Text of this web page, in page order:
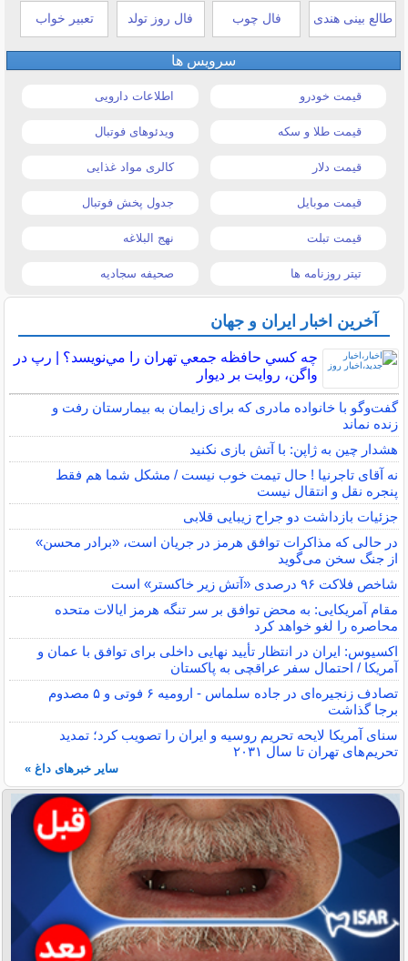
طالع بینی هندی فال چوب فال روز تولد تعبیر خواب
سرویس ها
قیمت خودرو اطلاعات دارویی
قیمت طلا و سکه ویدئوهای فوتبال
قیمت دلار کالری مواد غذایی
قیمت موبایل جدول پخش فوتبال
قیمت تبلت نهج البلاغه
تیتر روزنامه ها صحیفه سجادیه
آخرین اخبار ایران و جهان
چه كسي حافظه جمعي تهران را مي‌نويسد؟ | رپ در
واگن، روايت بر ديوار
گفت‌وگو با خانواده مادری که برای زایمان به بیمارستان رفت و
زنده نماند
هشدار چین به ژاپن: با آتش بازی نکنید
نه آقای تاجرنیا ! حال تیمت خوب نیست / مشکل شما هم فقط
پنجره نقل و انتقال نیست
جزئیات بازداشت دو جراح زیبایی قلابی
در حالی که مذاکرات توافق هرمز در جریان است، «برادر محسن»
از جنگ سخن می‌گوید
شاخص فلاکت ۹۶ درصدی «آتش زیر خاکستر» است
مقام آمریکایی: به محض توافق بر سر تنگه هرمز ایالات متحده
محاصره را لغو خواهد کرد
اکسیوس: ایران در انتظار تأیید نهایی داخلی برای توافق با عمان و
آمریکا / احتمال سفر عراقچی به پاکستان
تصادف زنجیره‌ای در جاده سلماس - ارومیه ۶ فوتی و ۵ مصدوم
برجا گذاشت
سنای آمریکا لایحه تحریم روسیه و ایران را تصویب کرد؛ تمدید
تحریم‌های تهران تا سال ۲۰۳۱
سایر خبرهای داغ »